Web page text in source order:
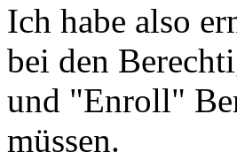
Ich habe also
bei den
und "Enroll"
müssen.